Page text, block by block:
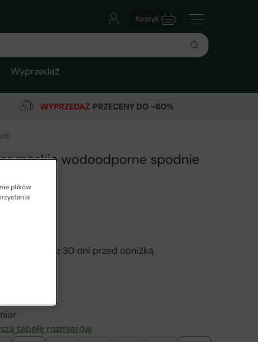
Koszyk
Wyprzedaż
WYPRZEDAŻ PRZECENY DO -60%
męskie wodoodporne spodnie
cena z 30 dni przed obniżką
tabelę rozmiarów
plików